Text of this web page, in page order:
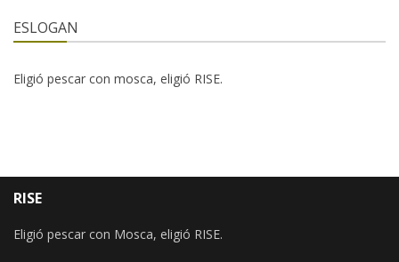
ESLOGAN
Eligió pescar con mosca, eligió RISE.
RISE
Eligió pescar con Mosca, eligió RISE.